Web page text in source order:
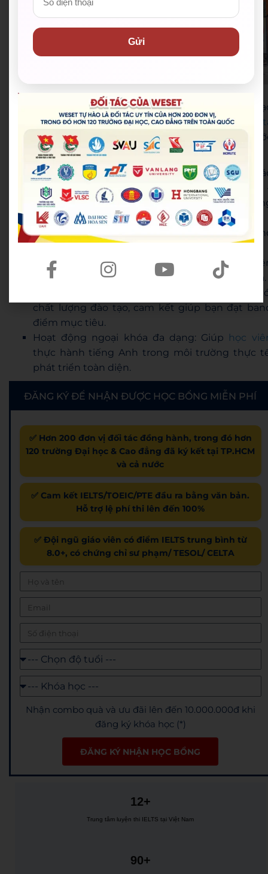
Với nhiều năm kinh nghiệm trong lĩnh vực đào
tiếng Anh và luyện thi IELTS, WESET tự hào làtrung
m IELTSuy tín giúp hàng ngàn học viên đạt được
mơ du học, định cư và phát triển sự nghiệp:
Đội ngũ giáo viên chuyên môn cao: 100%
viên tại WESET đều có chứng chỉ IELTS từ 7.5+
8.0+ và phương pháp giảng dạyhọc từ gốc
,
nền tảng, không dạy mẹo hay đoán đề.
Lộ trình học cá nhân hóa: Thiết kế riêng biệt
Môi trường học tập hiện đại: Cơ sở vật chất
nghi, sĩ số lớp nhỏ, tạo điều kiện tương tác tối đa.
: WESET tự tin
chất lượng đào tạo, cam kết giúp bạn đạt
điểm mục tiêu.
Hoạt động ngoại khóa đa dạng: Giúp
học
thực hành tiếng Anh trong môi trường thực
phát triển toàn diện.
ĐĂNG KÝ ĐỂ NHẬN ĐƯỢC HỌC BỔNG MIỄN PHÍ
✅ Hơn 200 đơn vị đối tác đồng hành, trong đó hơn
120 trường Đại học & Cao đẳng đã ký kết tại TP.HCM
và cả nước
✅ Cam kết IELTS/TOEIC/PTE đầu ra bằng văn bản.
Hỗ trợ lệ phí thi lên đến 100%
✅ Đội ngũ giáo viên có điểm IELTS trung bình từ
8.0+, có chứng chỉ sư phạm/ TESOL/ CELTA
Nhận combo quà và ưu đãi lên đến 10.000.000đ khi
đăng ký khóa học (*)
ĐĂNG KÝ NHẬN HỌC BỔNG
12+
Trung tâm luyện thi IELTS tại Việt Nam
90+
Gửi